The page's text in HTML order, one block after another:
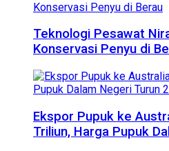
Teknologi Pesawat
Konservasi Penyu di
Ekspor Pupuk ke
Triliun, Harga Pupuk